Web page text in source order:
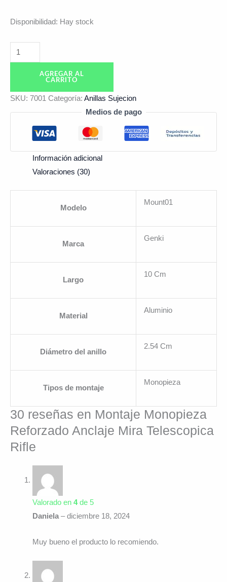
Disponibilidad: Hay stock
AGREGAR AL
CARRITO
SKU: 7001 Categoría: Anillas Sujecion
Medios de pago
Información adicional
Valoraciones (30)
Modelo
Mount01
Marca
Genki
Largo
10 Cm
Material
Aluminio
Diámetro del anillo
2.54 Cm
Tipos de montaje
Monopieza
30 reseñas en Montaje Monopieza
Reforzado Anclaje Mira Telescopica
Rifle
Valorado en 4de 5
Daniela– diciembre 18, 2024
Muy bueno el producto lo recomiendo.